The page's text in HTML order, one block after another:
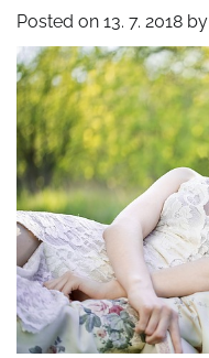
Posted on 13. 7. 2018 by